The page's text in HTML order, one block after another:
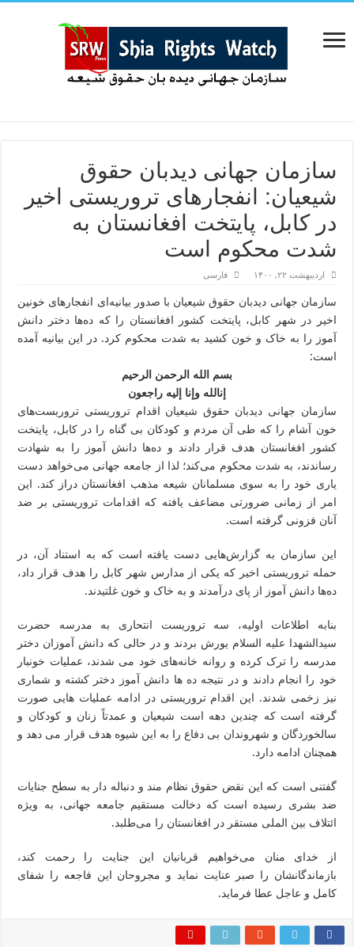
سازمان جهانی دیدبان حقوق
شیعیان: انفجارهای تروریستی اخیر
در کابل، پایتخت افغانستان به
شدت محکوم است
اردیبهشت ۲۲, ۱۴۰۰ فارسی
سازمان جهانی دیدبان حقوق شیعیان با صدور بیانیه‌ای انفجارهای خونین
اخیر در شهر کابل، پایتخت کشور افغانستان را که ده‌ها دختر دانش
آموز را به خاک و خون کشید به شدت محکوم کرد. در این بیانیه آمده
است:
بسم الله الرحمن الرحیم
إنالله وإنا إلیه راجعون
سازمان جهانی دیدبان حقوق شیعیان اقدام تروریستی تروریست‌های
خون آشام را که طی آن مردم و کودکان بی گناه را در کابل، پایتخت
کشور افغانستان هدف قرار دادند و ده‌ها دانش آموز را به شهادت
رساندند، به شدت محکوم می‌کند؛ لذا از جامعه جهانی می‌خواهد دست
یاری خود را به سوی مسلمانان شیعه مذهب افغانستان دراز کند. این
امر از زمانی ضرورتی مضاعف یافته که اقدامات تروریستی بر ضد
آنان فزونی گرفته است.
این سازمان به گزارش‌هایی دست یافته است که به استناد آن، در
حمله تروریستی اخیر که یکی از مدارس شهر کابل را هدف قرار داد،
ده‌ها دانش آموز از پای درآمدند و به خاک و خون غلتیدند.
بنابه اطلاعات اولیه، سه تروریست انتحاری به مدرسه حضرت
سیدالشهدا علیه السلام یورش بردند و در حالی که دانش آموزان دختر
مدرسه را ترک کرده و روانه خانه‌های خود می شدند، عملیات خونبار
خود را انجام دادند و در نتیجه ده ها دانش آموز دختر کشته و شماری
نیز زخمی شدند. این اقدام تروریستی در ادامه عملیات هایی صورت
گرفته است که چندین دهه است شیعیان و عمدتاً زنان و کودکان و
سالخوردگان و شهروندان بی دفاع را به این شیوه هدف قرار می دهد و
همچنان ادامه دارد.
گفتنی است که این نقض حقوق نظام مند و دنباله دار به سطح جنایات
ضد بشری رسیده است که دخالت مستقیم جامعه جهانی، به ویژه
ائتلاف بین الملی مستقر در افغانستان را می‌طلبد.
از خدای منان می‌خواهیم قربانیان این جنایت را رحمت کند،
بازماندگانشان را صبر عنایت نماید و مجروحان این فاجعه را شفای
کامل و عاجل عطا فرماید.